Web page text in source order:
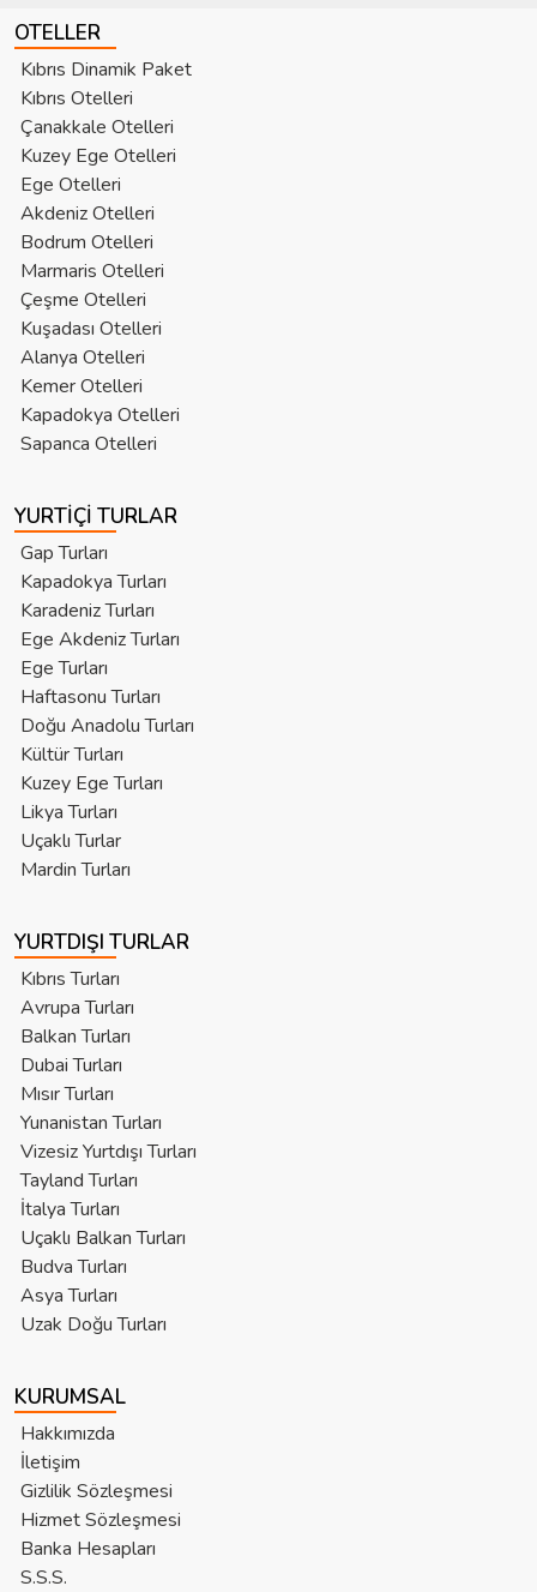
OTELLER
Kıbrıs Dinamik Paket
Kıbrıs Otelleri
Çanakkale Otelleri
Kuzey Ege Otelleri
Ege Otelleri
Akdeniz Otelleri
Bodrum Otelleri
Marmaris Otelleri
Çeşme Otelleri
Kuşadası Otelleri
Alanya Otelleri
Kemer Otelleri
Kapadokya Otelleri
Sapanca Otelleri
YURTIÇI TURLAR
Gap Turları
Kapadokya Turları
Karadeniz Turları
Ege Akdeniz Turları
Ege Turları
Haftasonu Turları
Doğu Anadolu Turları
Kültür Turları
Kuzey Ege Turları
Likya Turları
Uçaklı Turlar
Mardin Turları
YURTDIŞI TURLAR
Kıbrıs Turları
Avrupa Turları
Balkan Turları
Dubai Turları
Mısır Turları
Yunanistan Turları
Vizesiz Yurtdışı Turları
Tayland Turları
İtalya Turları
Uçaklı Balkan Turları
Budva Turları
Asya Turları
Uzak Doğu Turları
KURUMSAL
Hakkımızda
İletişim
Gizlilik Sözleşmesi
Hizmet Sözleşmesi
Banka Hesapları
S.S.S.